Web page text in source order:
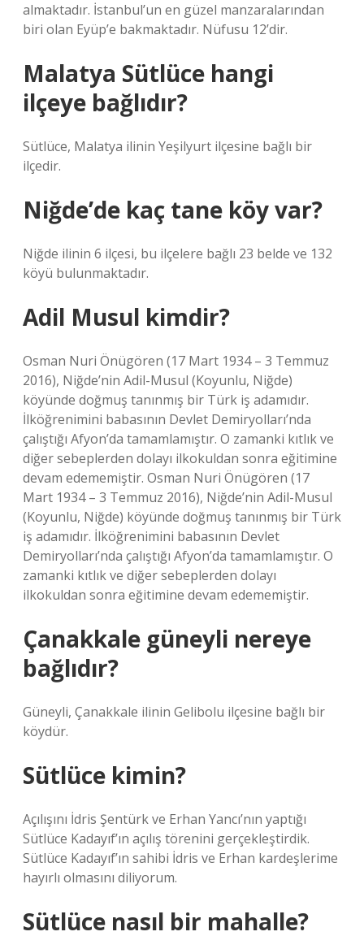
almaktadır. İstanbul’un en güzel manzaralarından
biri olan Eyüp’e bakmaktadır. Nüfusu 12’dir.
Malatya Sütlüce hangi
ilçeye bağlıdır?
Sütlüce, Malatya ilinin Yeşilyurt ilçesine bağlı bir
ilçedir.
Niğde’de kaç tane köy var?
Niğde ilinin 6 ilçesi, bu ilçelere bağlı 23 belde ve 132
köyü bulunmaktadır.
Adil Musul kimdir?
Osman Nuri Önügören (17 Mart 1934 – 3 Temmuz
2016), Niğde’nin Adil-Musul (Koyunlu, Niğde)
köyünde doğmuş tanınmış bir Türk iş adamıdır.
İlköğrenimini babasının Devlet Demiryolları’nda
çalıştığı Afyon’da tamamlamıştır. O zamanki kıtlık ve
diğer sebeplerden dolayı ilkokuldan sonra eğitimine
devam edememiştir. Osman Nuri Önügören (17
Mart 1934 – 3 Temmuz 2016), Niğde’nin Adil-Musul
(Koyunlu, Niğde) köyünde doğmuş tanınmış bir Türk
iş adamıdır. İlköğrenimini babasının Devlet
Demiryolları’nda çalıştığı Afyon’da tamamlamıştır. O
zamanki kıtlık ve diğer sebeplerden dolayı
ilkokuldan sonra eğitimine devam edememiştir.
Çanakkale güneyli nereye
bağlıdır?
Güneyli, Çanakkale ilinin Gelibolu ilçesine bağlı bir
köydür.
Sütlüce kimin?
Açılışını İdris Şentürk ve Erhan Yancı’nın yaptığı
Sütlüce Kadayıf’ın açılış törenini gerçekleştirdik.
Sütlüce Kadayıf’ın sahibi İdris ve Erhan kardeşlerime
hayırlı olmasını diliyorum.
Sütlüce nasıl bir mahalle?